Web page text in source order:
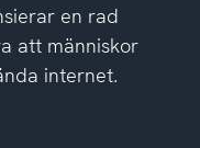
en rad
att människor
internet.